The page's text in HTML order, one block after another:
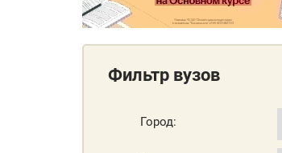
Фильтр вузов
Город: